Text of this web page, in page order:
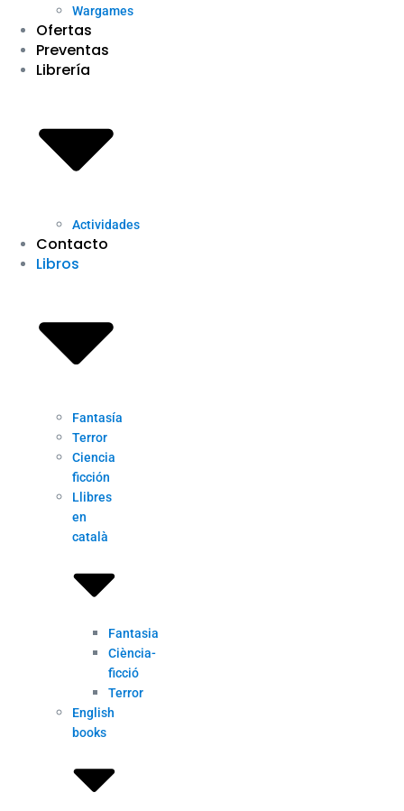
Wargames
Ofertas
Preventas
Librería
Actividades
Contacto
Libros
Fantasía
Terror
Ciencia
ficción
Llibres
en
català
Fantasia
Ciència-
ficció
Terror
English
books